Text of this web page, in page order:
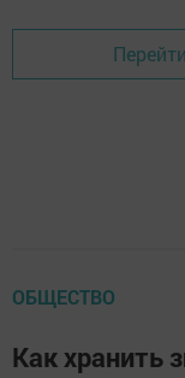
ОБЩЕСТВО
Как хранить